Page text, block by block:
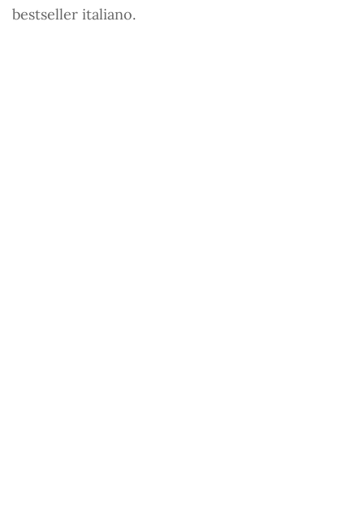
bestseller italiano.